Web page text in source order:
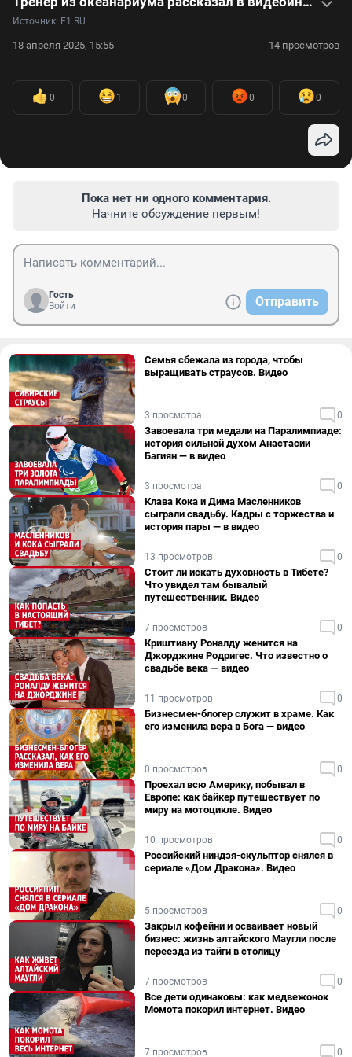
Источник: E1.RU
18 апреля 2025, 15:55 14 просмотров
0 1 0 0 0
Пока нет ни одного комментария.
Начните обсуждение первым!
Гость
Войти
Отправить
Семья сбежала из города, чтобы
выращивать страусов. Видео
3 просмотра 0
Завоевала три медали на Паралимпиаде:
история сильной духом Анастасии
Багиян — в видео
3 просмотра 0
Клава Кока и Дима Масленников
сыграли свадьбу. Кадры с торжества и
история пары — в видео
13 просмотров 0
Стоит ли искать духовность в Тибете?
Что увидел там бывалый
путешественник. Видео
7 просмотров 0
Криштиану Роналду женится на
Джорджине Родригес. Что известно о
свадьбе века — видео
11 просмотров 0
Бизнесмен-блогер служит в храме. Как
его изменила вера в Бога — видео
0 просмотров 0
Проехал всю Америку, побывал в
Европе: как байкер путешествует по
миру на мотоцикле. Видео
10 просмотров 0
Российский ниндзя-скульптор снялся в
сериале «Дом Дракона». Видео
5 просмотров 0
Закрыл кофейни и осваивает новый
бизнес: жизнь алтайского Маугли после
переезда из тайги в столицу
7 просмотров 0
Все дети одинаковы: как медвежонок
Момота покорил интернет. Видео
7 просмотров 0